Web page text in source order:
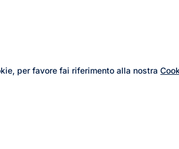
per favore fai riferimento alla nostra